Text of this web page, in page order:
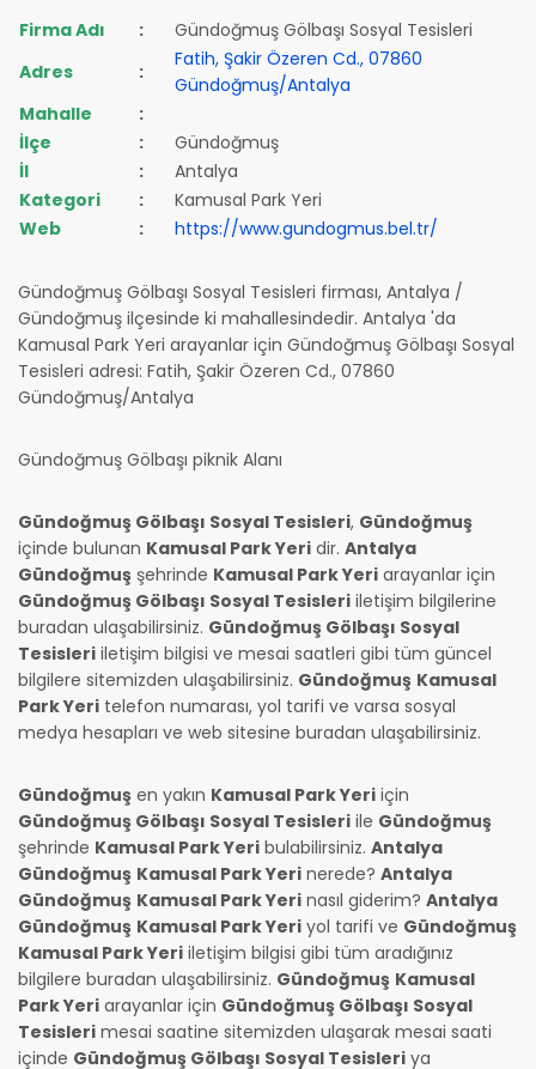
Firma Adı :
Gündoğmuş Gölbaşı Sosyal Tesisleri
Adres
:
Fatih, Şakir Özeren Cd., 07860
Gündoğmuş/Antalya
Mahalle
:
İlçe
:
Gündoğmuş
İl
:
Antalya
Kategori
:
Kamusal Park Yeri
Web
: https://www.gundogmus.bel.tr/
Gündoğmuş Gölbaşı Sosyal Tesisleri firması, Antalya /
Gündoğmuş ilçesinde ki mahallesindedir. Antalya 'da
Kamusal Park Yeri arayanlar için Gündoğmuş Gölbaşı Sosyal
Tesisleri adresi: Fatih, Şakir Özeren Cd., 07860
Gündoğmuş/Antalya
Gündoğmuş Gölbaşı piknik Alanı
Gündoğmuş Gölbaşı Sosyal Tesisleri, Gündoğmuş
içinde bulunan Kamusal Park Yeri dir. Antalya
Gündoğmuş şehrinde Kamusal Park Yeri arayanlar için
Gündoğmuş Gölbaşı Sosyal Tesisleri iletişim bilgilerine
buradan ulaşabilirsiniz. Gündoğmuş Gölbaşı Sosyal
Tesisleri iletişim bilgisi ve mesai saatleri gibi tüm güncel
bilgilere sitemizden ulaşabilirsiniz. Gündoğmuş Kamusal
Park Yeri telefon numarası, yol tarifi ve varsa sosyal
medya hesapları ve web sitesine buradan ulaşabilirsiniz.
Gündoğmuş en yakın Kamusal Park Yeri için
Gündoğmuş Gölbaşı Sosyal Tesisleri ile Gündoğmuş
şehrinde Kamusal Park Yeri bulabilirsiniz. Antalya
Gündoğmuş Kamusal Park Yeri nerede? Antalya
Gündoğmuş Kamusal Park Yeri nasıl giderim? Antalya
Gündoğmuş Kamusal Park Yeri yol tarifi ve Gündoğmuş
Kamusal Park Yeri iletişim bilgisi gibi tüm aradığınız
bilgilere buradan ulaşabilirsiniz. Gündoğmuş Kamusal
Park Yeri arayanlar için Gündoğmuş Gölbaşı Sosyal
Tesisleri mesai saatine sitemizden ulaşarak mesai saati
içinde Gündoğmuş Gölbaşı Sosyal Tesisleri ya